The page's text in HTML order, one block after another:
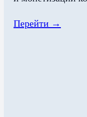
Перейти →